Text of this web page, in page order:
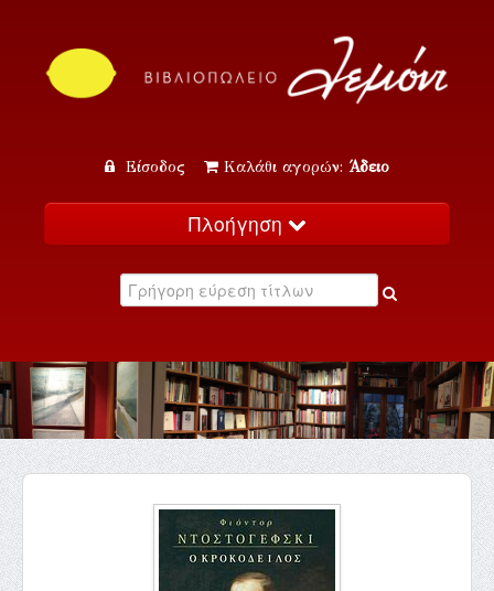
Είσοδος Καλάθι αγορών: Άδειο
Πλοήγηση
Κατάλογος
Εκδηλώσεις
Επικοινωνία